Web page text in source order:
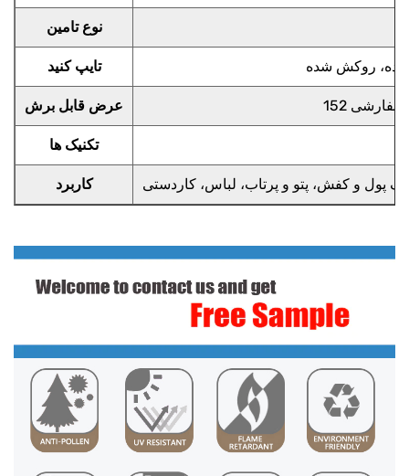
نوع تامین
تایپ کنید شده، روکش شده
عرض قابل برش
تکنیک ها
کاربرد